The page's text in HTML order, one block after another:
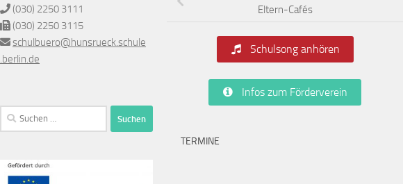
Eltern-Cafés
Schulsong anhören
Infos zum Förderverein
TERMINE
(030) 2250 3111
(030) 2250 3115
schulbuero@hunsrueck.schule
.berlin.de
Suchen
nach: